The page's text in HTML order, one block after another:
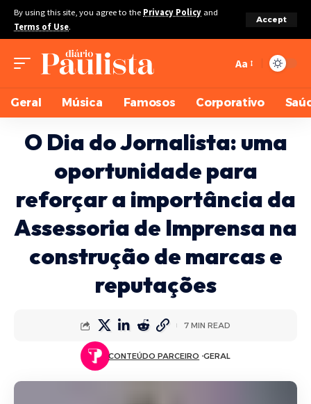
By using this site, you agree to the Privacy Policy and
Terms of Use.
Accept
Aa
Geral Música Famosos Corporativo
O Dia do Jornalista: uma
oportunidade para
reforçar a importância da
Assessoria de Imprensa na
construção de marcas e
reputações
CONTEÚDO PARCEIRO GERAL
7 MIN READ